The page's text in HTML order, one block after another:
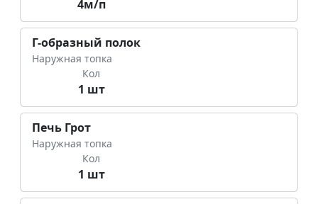
4м/п
Г-образный полок
Наружная топка
Кол
1 шт
Печь Грот
Наружная топка
Кол
1 шт